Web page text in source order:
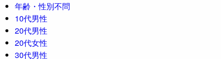
年齢・性別不問
10代男性
20代男性
20代女性
30代男性